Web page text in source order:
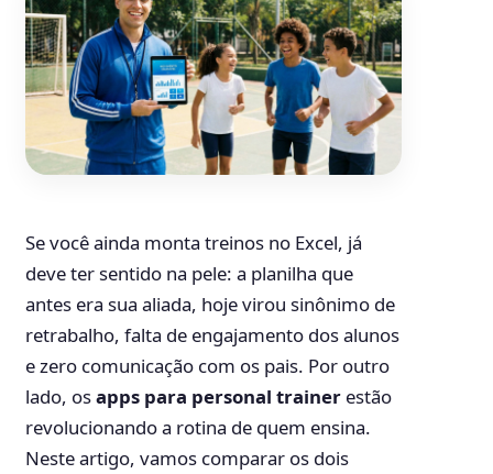
Se você ainda monta treinos no Excel, já
deve ter sentido na pele: a planilha que
antes era sua aliada, hoje virou sinônimo de
retrabalho, falta de engajamento dos alunos
e zero comunicação com os pais. Por outro
lado, osapps para personal trainerestão
revolucionando a rotina de quem ensina.
Neste artigo, vamos comparar os dois